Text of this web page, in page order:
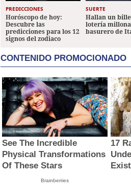
PREDICCIONES
Horóscopo de hoy:
Descubre las
predicciones para los 12
signos del zodiaco
SUERTE
Hallan un
lotería
basurero de
CONTENIDO PROMOCIONADO
See The Incredible
Physical Transformations
Of These Stars
Brainberries
17
Exist